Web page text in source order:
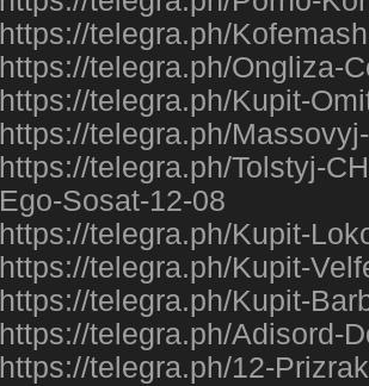
https://telegra.ph/
https://telegra.ph/Ongliza-
https://telegra.ph/Kupit-
https://telegra.ph/
https://telegra.ph/Tolstyj-
Ego-Sosat-12-08
https://telegra.ph/Kupit-
https://telegra.ph/Kupit-
https://telegra.ph/Kupit-
https://telegra.ph/Adisord-
https://telegra.ph/12-